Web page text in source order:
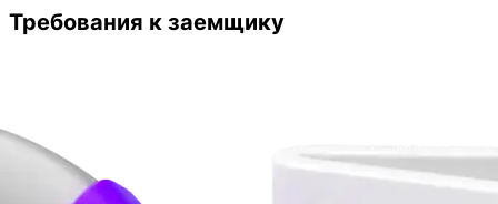
Требования к заемщику